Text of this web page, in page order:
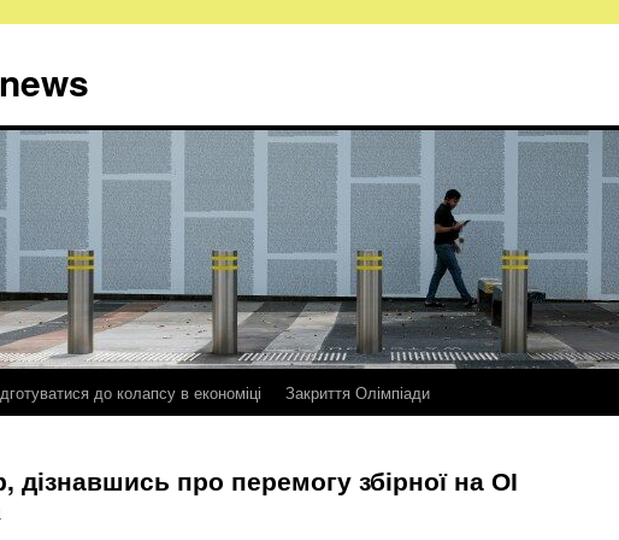
до колапсу в економіці Закриття Олімпіади
дізнавшись про перемогу збірної на ОІ